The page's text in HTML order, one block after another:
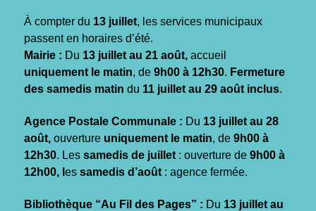
À compter du 13 juillet, les services municipaux
passent en horaires d’été.
Mairie : Du 13 juillet au 21 août, accueil
uniquement le matin, de 9h00 à 12h30. Fermeture
des samedis matin du 11 juillet au 29 août inclus.
Agence Postale Communale : Du 13 juillet au 28
août, ouverture uniquement le matin, de 9h00 à
12h30. Les samedis de juillet : ouverture de 9h00 à
12h00, l es samedis d’août : agence fermée.
Bibliothèque “Au Fil des Pages” : Du 13 juillet au